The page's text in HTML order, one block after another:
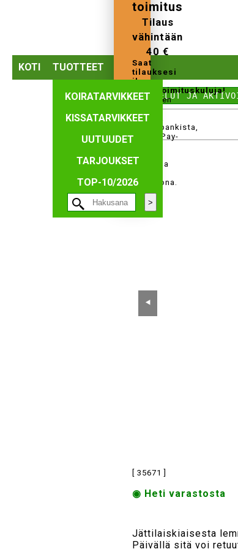
KOTI TUOTTEET
KOIRATARVIKKEET
KISSATARVIKKEET
UUTUUDET
TARJOUKSET
TOP-10/2026
toimitus
Tilaus
vähintään
40 €
Saat
tilauksesi
ilman
perustoimituskuluja!
Tilauksen
maksaa
verkkopankista,
MobilePay-
Paypal-
maksuna
tilisiirtona.
⤺ LELUT JA
⯇
[ 35671 ]
◉ Heti varastosta
Jättilaiskiaisesta
Päivällä sitä voi